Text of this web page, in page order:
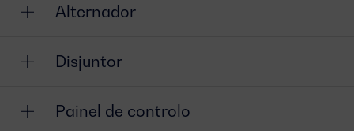
Alternador
Disjuntor
Painel de controlo